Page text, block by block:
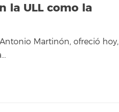
la ULL como la
Martinón, ofreció hoy,